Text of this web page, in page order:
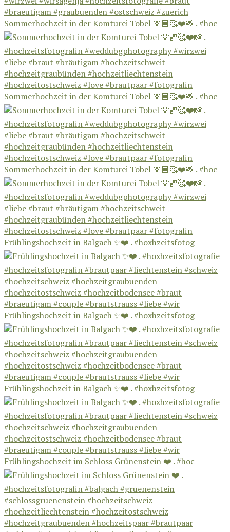
Sommerhochzeit in der Komturei Tobel 🫶🏼🥰❤️📸 . #hoc
Sommerhochzeit in der Komturei Tobel 🫶🏼🥰❤️📸 . #hoc
Sommerhochzeit in der Komturei Tobel 🫶🏼🥰❤️📸 . #hoc
Frühlingshochzeit in Balgach ✨❤️ . #hoxhzeitsfotog
Frühlingshochzeit in Balgach ✨❤️ . #hoxhzeitsfotog
Frühlingshochzeit in Balgach ✨❤️ . #hoxhzeitsfotog
Frühlingshochzeit im Schloss Grünenstein ❤️ . #hoc